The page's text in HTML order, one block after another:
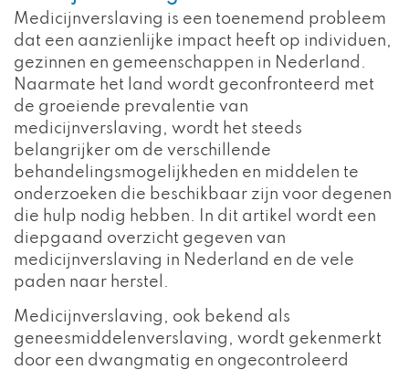
Medicijnverslaving is een toenemend probleem
dat een aanzienlijke impact heeft op individuen,
gezinnen en gemeenschappen in Nederland.
Naarmate het land wordt geconfronteerd met
de groeiende prevalentie van
medicijnverslaving, wordt het steeds
belangrijker om de verschillende
behandelingsmogelijkheden en middelen te
onderzoeken die beschikbaar zijn voor degenen
die hulp nodig hebben. In dit artikel wordt een
diepgaand overzicht gegeven van
medicijnverslaving in Nederland en de vele
paden naar herstel.
Medicijnverslaving, ook bekend als
geneesmiddelenverslaving, wordt gekenmerkt
door een dwangmatig en ongecontroleerd